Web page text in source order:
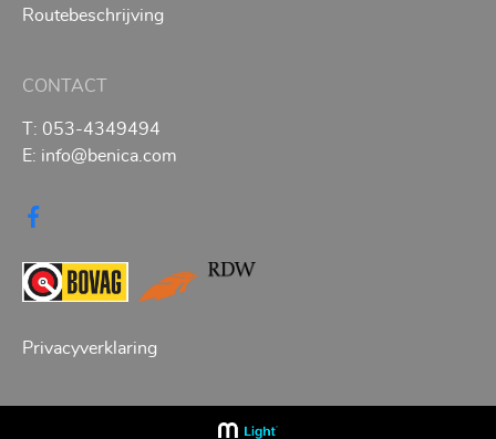
Routebeschrijving
CONTACT
T: 053-4349494
E: info@benica.com
Privacyverklaring